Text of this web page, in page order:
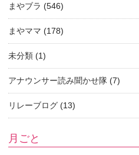
まやブラ (546)
まやママ (178)
未分類 (1)
アナウンサー読み聞かせ隊 (7)
リレーブログ (13)
月ごと